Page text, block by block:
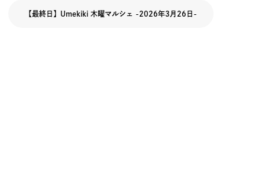
【最終日】Umekiki 木曜マルシェ -2026年3月26日-